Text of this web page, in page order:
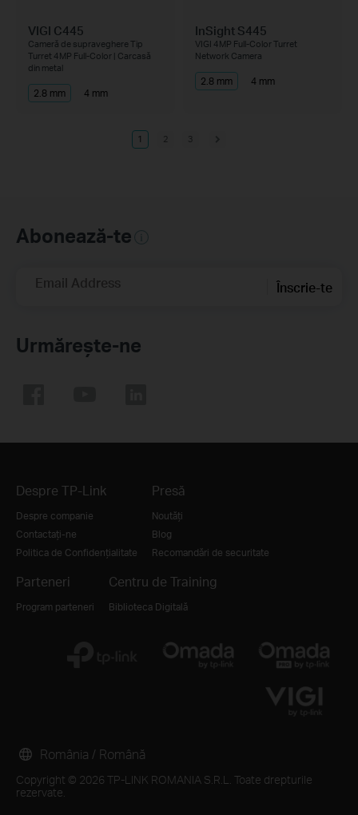
VIGI C445
Cameră de supraveghere Tip
Turret 4MP Full-Color | Carcasă
din metal
2.8 mm 4 mm
InSight S445
VIGI 4MP Full-Color Turret
Network Camera
2.8 mm 4 mm
1 2 3
Abonează-te
Email Address Înscrie-te
Urmărește-ne
Despre TP-Link
Despre companie
Contactați-ne
Politica de Confidențialitate
Presă
Noutăți
Blog
Recomandări de securitate
Parteneri
Program parteneri
Centru de Training
Biblioteca Digitală
Copyright © 2026 TP-LINK ROMANIA S.R.L. Toate drepturile
rezervate.
România / Română